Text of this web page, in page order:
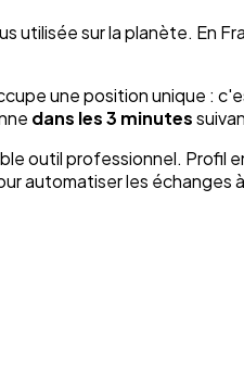
sur la planète. En
une position unique :
dans les 3 minutes
outil professionnel. Profil
automatiser les échanges